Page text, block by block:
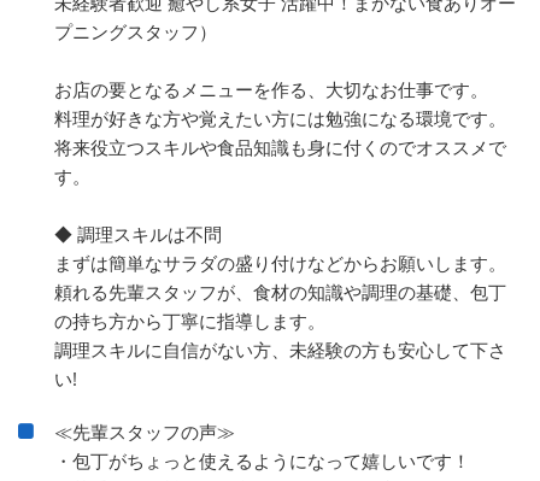
プニングスタッフ）
お店の要となるメニューを作る、大切なお仕事です。
料理が好きな方や覚えたい方には勉強になる環境です。
将来役立つスキルや食品知識も身に付くのでオススメで
す。
◆ 調理スキルは不問
まずは簡単なサラダの盛り付けなどからお願いします。
頼れる先輩スタッフが、食材の知識や調理の基礎、包丁
の持ち方から丁寧に指導します。
調理スキルに自信がない方、未経験の方も安心して下さ
い!
≪先輩スタッフの声≫
・包丁がちょっと使えるようになって嬉しいです！